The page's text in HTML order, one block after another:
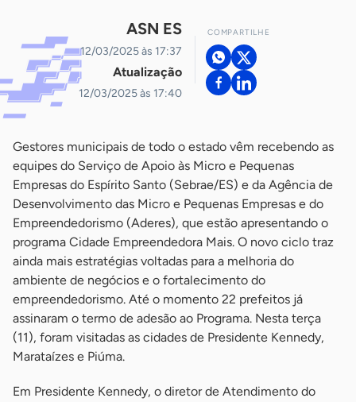
ASN ES
12/03/2025 às 17:37
Atualização
12/03/2025 às 17:40
COMPARTILHE
Gestores municipais de todo o estado vêm recebendo as
equipes do Serviço de Apoio às Micro e Pequenas
Empresas do Espírito Santo (Sebrae/ES) e da Agência de
Desenvolvimento das Micro e Pequenas Empresas e do
Empreendedorismo (Aderes), que estão apresentando o
programa Cidade Empreendedora Mais. O novo ciclo traz
ainda mais estratégias voltadas para a melhoria do
ambiente de negócios e o fortalecimento do
empreendedorismo. Até o momento 22 prefeitos já
assinaram o termo de adesão ao Programa. Nesta terça
(11), foram visitadas as cidades de Presidente Kennedy,
Marataízes e Piúma.
Em Presidente Kennedy, o diretor de Atendimento do